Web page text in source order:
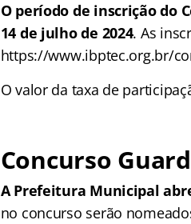
O período de inscrição do
14 de julho de 2024. As
https://www.ibptec.org.br/
O valor da taxa de
Concurso
A Prefeitura Municipal
no concurso serão